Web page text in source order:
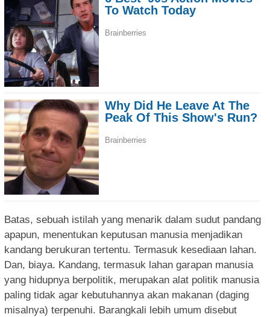
Batas, sebuah istilah yang menarik dalam sudut pandang
apapun, menentukan keputusan manusia menjadikan
kandang berukuran tertentu. Termasuk kesediaan lahan.
Dan, biaya. Kandang, termasuk lahan garapan manusia
yang hidupnya berpolitik, merupakan alat politik manusia
paling tidak agar kebutuhannya akan makanan (daging
misalnya) terpenuhi. Barangkali lebih umum disebut